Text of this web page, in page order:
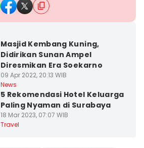
Masjid Kembang Kuning,
Didirikan Sunan Ampel
Diresmikan Era Soekarno
09 Apr 2022, 20:13 WIB
News
5 Rekomendasi Hotel Keluarga
Paling Nyaman di Surabaya
18 Mar 2023, 07:07 WIB
Travel